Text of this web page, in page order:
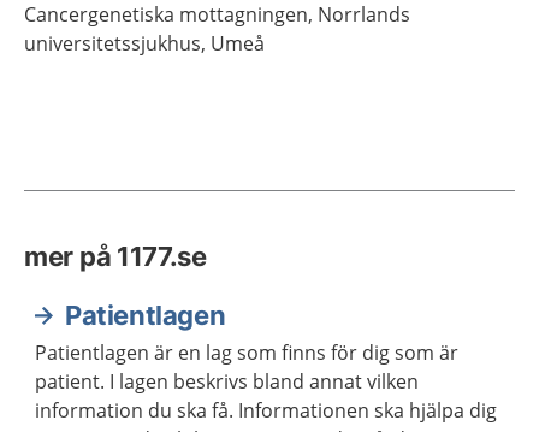
Cancergenetiska mottagningen, Norrlands
universitetssjukhus, Umeå
mer på 1177.se
Patientlagen
Patientlagen är en lag som finns för dig som är
patient. I lagen beskrivs bland annat vilken
information du ska få. Informationen ska hjälpa dig